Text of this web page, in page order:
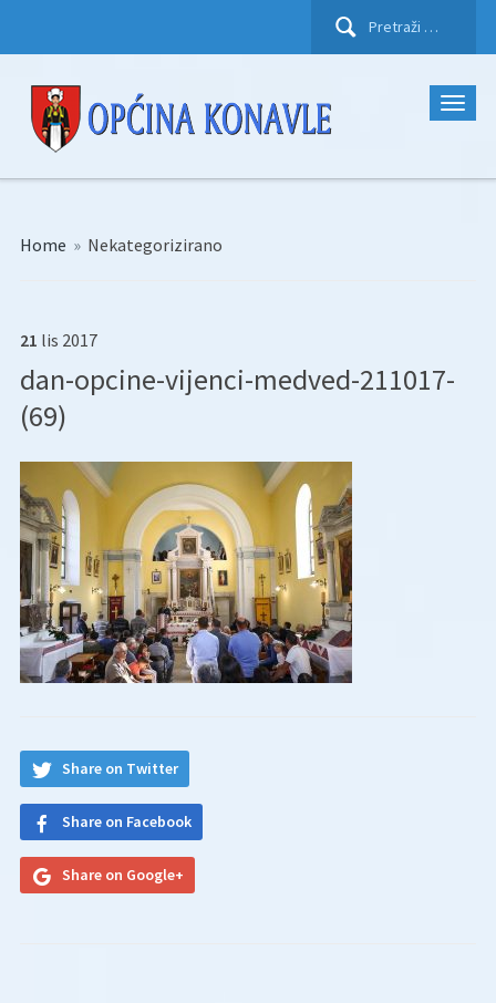
Pretraži:
Home » Nekategorizirano
21 lis 2017
dan-opcine-vijenci-medved-211017-
(69)
Share on Twitter
Share on Facebook
Share on Google+